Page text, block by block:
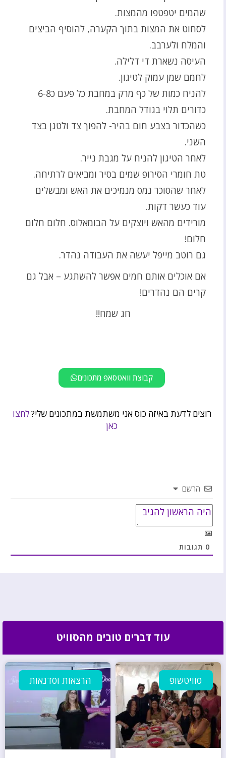
שהמים יטפטפו מהמצות.
לסחוט את המצות בתוך הקערה, להוסיף הביצים
והמלח ולערבב.
העיסה נשארת די דלילה.
לחמם שמן עמוק לטיגון.
להניח כמות של כף מרק במחבת כל פעם כ6-8
כדורים תלוי בגודל המחבת.
כשהכדור בצבע חום בהיר- להפוך צד ולטגן בצד
השני.
לאחר הטיגון להניח על מגבת נייר.
טת חומרי הסירופ שמים בסיר ומביאים לרתיחה.
לאחר שהסוכר נמס מנמיכים את האש ומבשלים
עוד כעשר דקות.
מורידים מהאש ויוצקים על הבומאלוס. חלום חלום
חלום!
גם רוטב מייפל יעשה את העבודה נהדר.
אם אוכלים אותם חמים אפשר להשתגע – אבל גם
קרים הם נהדרים!
חג שמח!!
קבוצת וואטסאפ מתכונים
רוצים לדעת באיזה כוס אני משתמשת במתכונים שלי?לחצו
כאן
הרשם
0 תגובות
עוד דברים טובים מהסוויט
סוויטשופ הרצאות וסדנאות